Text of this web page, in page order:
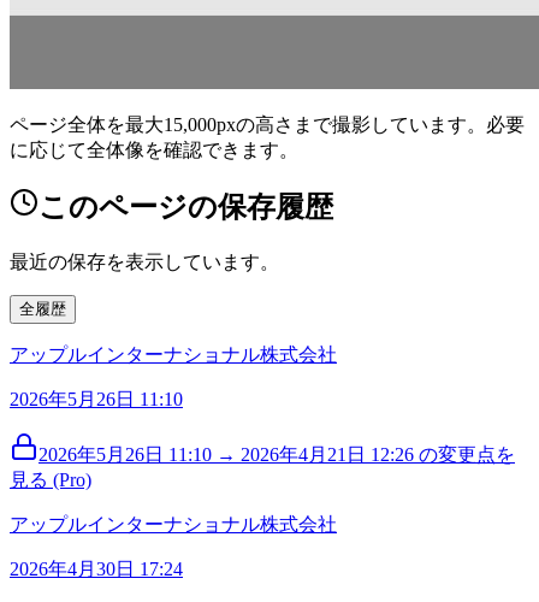
ページ全体を最大15,000pxの高さまで撮影しています。必要
に応じて全体像を確認できます。
このページの保存履歴
最近の保存を表示しています。
全履歴
アップルインターナショナル株式会社
2026年5月26日 11:10
2026年5月26日 11:10 → 2026年4月21日 12:26 の変更点を
見る (Pro)
アップルインターナショナル株式会社
2026年4月30日 17:24